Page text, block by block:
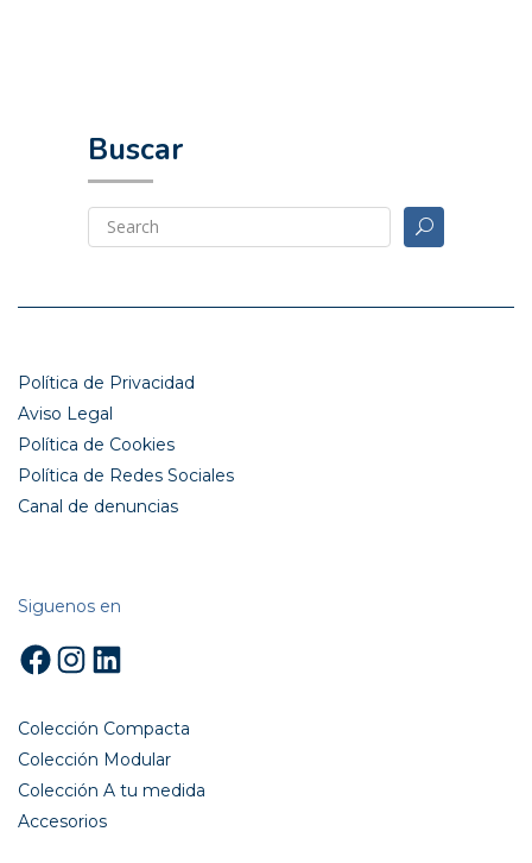
Buscar
Política de Privacidad
Aviso Legal
Política de Cookies
Política de Redes Sociales
Canal de denuncias
Siguenos en
Facebook
Instagram
LinkedIn
Colección Compacta
Colección Modular
Colección A tu medida
Accesorios